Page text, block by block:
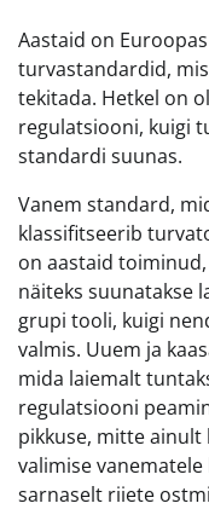
Aastaid on
turvastandardid,
tekitada. Hetkel on
regulatsiooni, kuigi
standardi suunas.
Vanem standard,
klassifitseerib
on aastaid
näiteks suunatakse
grupi tooli, kuigi
valmis. Uuem ja
mida laiemalt
regulatsiooni
pikkuse, mitte ainult
valimise
sarnaselt riiete